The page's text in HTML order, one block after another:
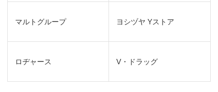
マルトグループ ヨシヅヤ Yストア
ロヂャース V・ドラッグ